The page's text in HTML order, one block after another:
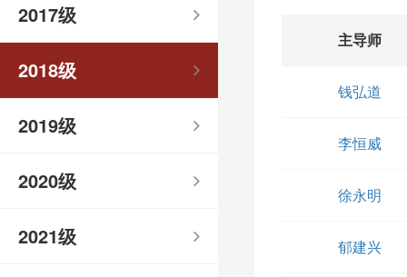
2017级
2018级
2019级
2020级
2021级
主导师
钱弘道
李恒威
徐永明
郁建兴